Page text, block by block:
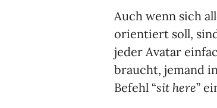
Auch wenn sich
orientiert soll,
jeder Avatar
braucht, jemand
Befehl “sit here”